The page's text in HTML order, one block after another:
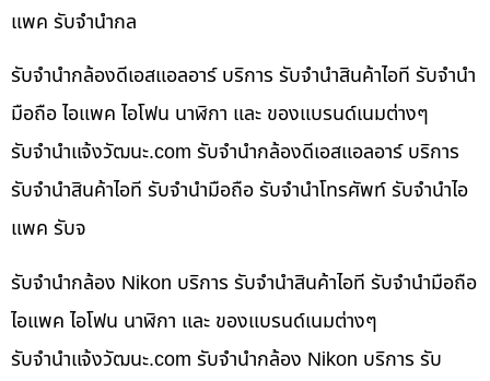
แพค รับจำนำกล
รับจำนำกล้องดีเอสแอลอาร์ บริการ รับจำนำสินค้าไอที รับจำนำ
มือถือ ไอแพค ไอโฟน นาฬิกา และ ของแบรนด์เนมต่างๆ
รับจํานําแจ้งวัฒนะ.com รับจำนำกล้องดีเอสแอลอาร์ บริการ
รับจำนำสินค้าไอที รับจำนำมือถือ รับจำนำโทรศัพท์ รับจำนำไอ
แพค รับจ
รับจำนำกล้อง Nikon บริการ รับจำนำสินค้าไอที รับจำนำมือถือ
ไอแพค ไอโฟน นาฬิกา และ ของแบรนด์เนมต่างๆ
รับจํานําแจ้งวัฒนะ.com รับจำนำกล้อง Nikon บริการ รับ